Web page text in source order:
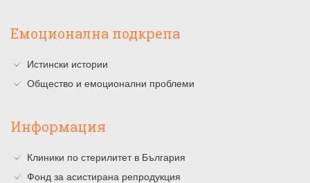
Емоционална подкрепа
Истински истории
Общество и емоционални проблеми
Информация
Клиники по стерилитет в България
Фонд за асистирана репродукция